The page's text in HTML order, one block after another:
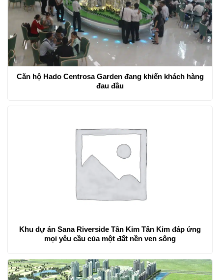
Căn hộ Hado Centrosa Garden đang khiến khách hàng
đau đầu
Khu dự án Sana Riverside Tân Kim Tân Kim đáp ứng
mọi yêu cầu của một đất nền ven sông